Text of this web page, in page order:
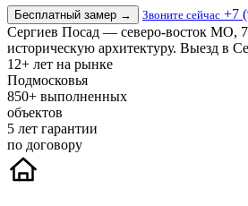
Бесплатный замер → Звоните сейчас +7
Сергиев Посад — северо-восток МО,
историческую архитектуру. Выезд в
12+ лет на рынке
Подмосковья
850+ выполненных
объектов
5 лет гарантии
по договору